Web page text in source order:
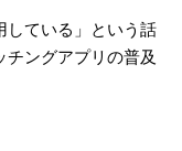
している」という話
チングアプリの普及